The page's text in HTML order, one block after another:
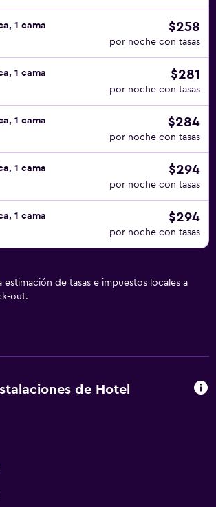
1 cama
$258
por noche con tasas
1 cama
$281
por noche con tasas
1 cama
$284
por noche con tasas
1 cama
$294
por noche con tasas
1 cama
$294
por noche con tasas
estimación de tasas e impuestos locales a
out.
de Hotel